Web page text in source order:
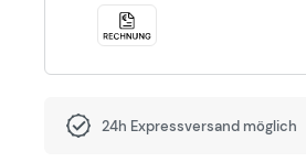
24h Expressversand möglich